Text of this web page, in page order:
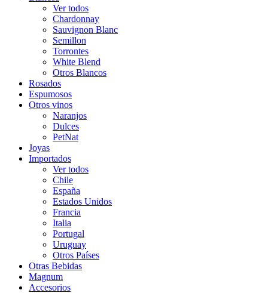
Ver todos
Chardonnay
Sauvignon Blanc
Semillon
Torrontes
White Blend
Otros Blancos
Rosados
Espumosos
Otros vinos
Naranjos
Dulces
PetNat
Joyas
Importados
Ver todos
Chile
España
Estados Unidos
Francia
Italia
Portugal
Uruguay
Otros Países
Otras Bebidas
Magnum
Accesorios